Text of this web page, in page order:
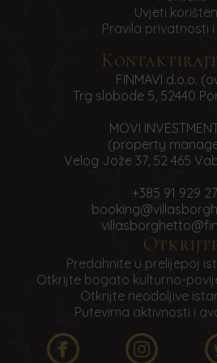
SMJEŠTAJ
Prijava u Vile Borghetto
20.00 sati na dan dolaska.
sati potrebno je unaprijed
dužan napustiti smještaj do
završetka usluge.
Kućni ljubimci su dopušteni
prethodnu najavu, uz
Uslugu smještaja može
prijavljenih gostiju,
nenajavljenu djecu koja
Uvjeti
Pravila privatnosti i
FINMAVI d.o.o.
Trg slobode 5, 52440
MOVI
(property
Velog Jože 37, 52 465
+385 91 929
Predahnite u prelijepoj
Otkrijte bogato kulturno-
Otkrijte neodoljive
Putevima aktivnosti i